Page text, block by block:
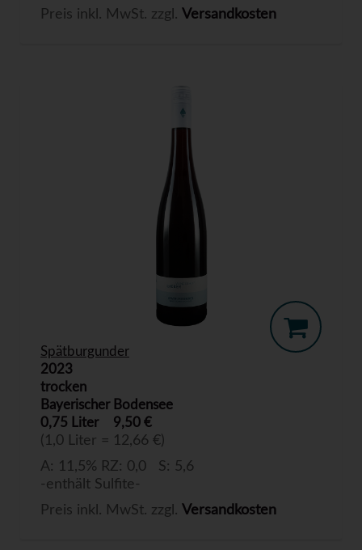
Preis inkl. MwSt. zzgl. Versandkosten
Spätburgunder
2023
trocken
Bayerischer Bodensee
0,75 Liter
9,50 €
(1,0 Liter = 12,66 €)
A: 11,5% RZ: 0,0 S: 5,6
-enthält Sulfite-
Preis inkl. MwSt. zzgl. Versandkosten